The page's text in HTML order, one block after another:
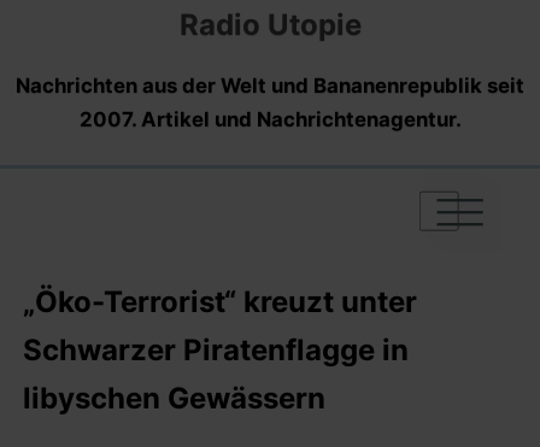
Radio Utopie
Nachrichten aus der Welt und Bananenrepublik seit
2007. Artikel und Nachrichtenagentur.
|
|
|
„Öko-Terrorist“ kreuzt unter
Schwarzer Piratenflagge in
libyschen Gewässern